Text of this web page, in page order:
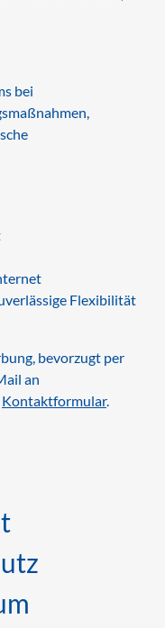
bei
Flexibilität
bevorzugt per
an
Kontaktformular.